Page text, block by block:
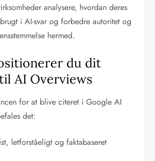
analysere, hvordan deres
i AI-svar og forbedre autoritet og
hermed.
du dit
AI Overviews
for at blive citeret i Google AI
det:
letforståeligt og faktabaseret